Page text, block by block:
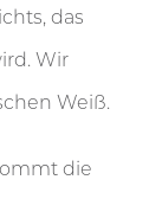
das
Wir
Weiß.
die